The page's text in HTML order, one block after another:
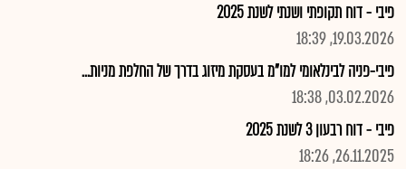
פיבי - דוח תקופתי ושנתי לשנת 2025
19.03.2026, 18:39
פיבי-פניה לבינלאומי למו"מ בעסקת מיזוג בדרך של החלפת מניות...
03.02.2026, 18:38
פיבי - דוח רבעון 3 לשנת 2025
26.11.2025, 18:26